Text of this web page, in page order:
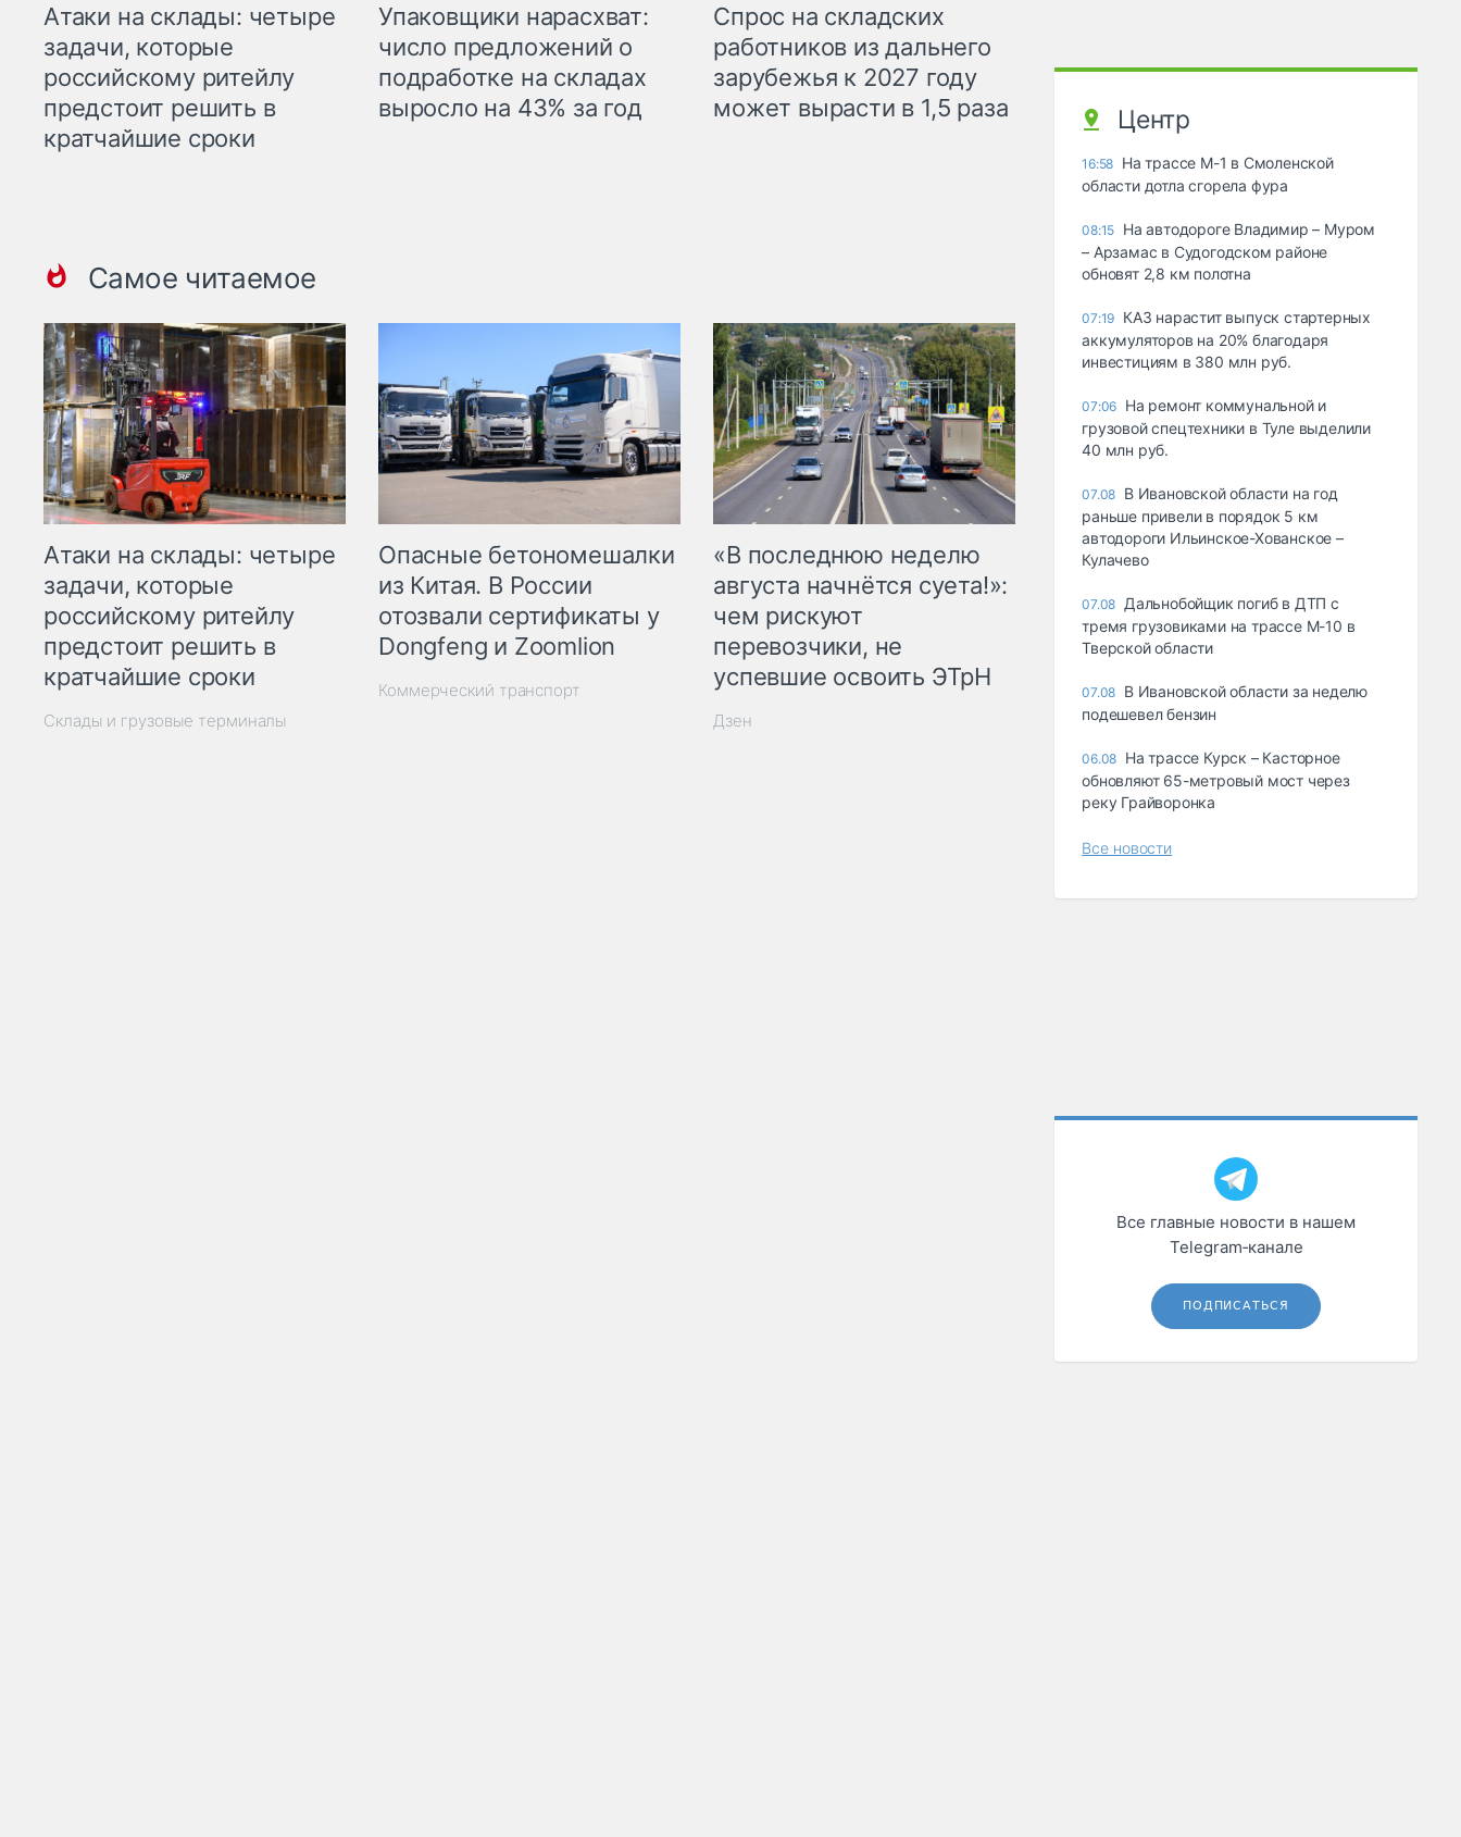
Атаки на склады: четыре
задачи, которые
российскому ритейлу
предстоит решить в
кратчайшие сроки
Упаковщики нарасхват:
число предложений о
подработке на складах
выросло на 43% за год
Спрос на складских
работников из дальнего
зарубежья к 2027 году
может вырасти в 1,5 раза
Самое читаемое
Атаки на склады: четыре
задачи, которые
российскому ритейлу
предстоит решить в
кратчайшие сроки
Склады и грузовые терминалы
Опасные бетономешалки
из Китая. В России
отозвали сертификаты у
Dongfeng и Zoomlion
Коммерческий транспорт
«В последнюю неделю
августа начнётся суета!»:
чем рискуют
перевозчики, не
успевшие освоить ЭТрН
Дзен
Центр
16:58 На трассе М-1 в Смоленской
области дотла сгорела фура
08:15 На автодороге Владимир – Муром
– Арзамас в Судогодском районе
обновят 2,8 км полотна
07:19 КАЗ нарастит выпуск стартерных
аккумуляторов на 20% благодаря
инвестициям в 380 млн руб.
07:06 На ремонт коммунальной и
грузовой спецтехники в Туле выделили
40 млн руб.
07.08 В Ивановской области на год
раньше привели в порядок 5 км
автодороги Ильинское-Хованское –
Кулачево
07.08 Дальнобойщик погиб в ДТП с
тремя грузовиками на трассе М-10 в
Тверской области
07.08 В Ивановской области за неделю
подешевел бензин
06.08 На трассе Курск – Касторное
обновляют 65-метровый мост через
реку Грайворонка
Все новости
Все главные новости в нашем
Telegram‑канале
ПОДПИСАТЬСЯ